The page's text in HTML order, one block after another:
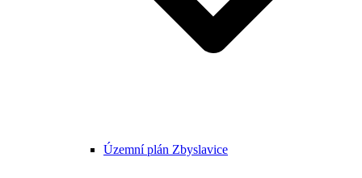
Územní plán Zbyslavice